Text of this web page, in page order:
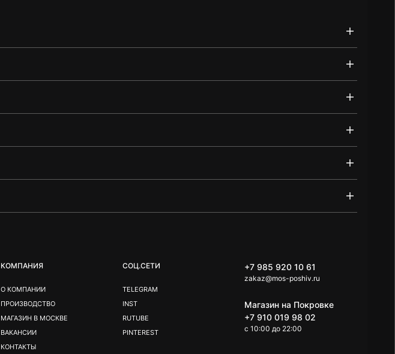
КОМПАНИЯ
О КОМПАНИИ
ПРОИЗВОДСТВО
МАГАЗИН В МОСКВЕ
ВАКАНСИИ
КОНТАКТЫ
СОЦ.СЕТИ
TELEGRAM
INST
RUTUBE
PINTEREST
+7 985 920 10 61
zakaz@mos-poshiv.ru
Магазин на Покровке
+7 910 019 98 02
c 10:00 до 22:00